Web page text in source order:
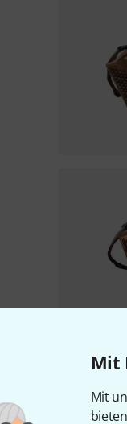
Mit
Mit